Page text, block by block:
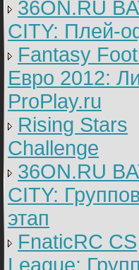
36ON.RU
CITY: Плей-
Fantasy
Евро 2012:
ProPlay.ru
Rising Stars
Challenge
36ON.RU
CITY:
этап
FnaticRC CS
League: